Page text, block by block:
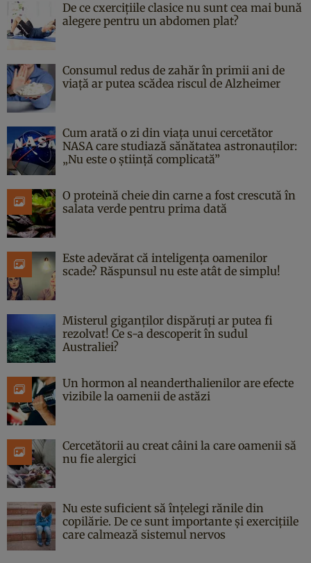
De ce cxercițiile clasice nu sunt cea mai bună
alegere pentru un abdomen plat?
Consumul redus de zahăr în primii ani de
viață ar putea scădea riscul de Alzheimer
Cum arată o zi din viața unui cercetător
NASA care studiază sănătatea astronauților:
„Nu este o știință complicată”
O proteină cheie din carne a fost crescută în
salata verde pentru prima dată
Este adevărat că inteligența oamenilor
scade? Răspunsul nu este atât de simplu!
Misterul giganților dispăruți ar putea fi
rezolvat! Ce s-a descoperit în sudul
Australiei?
Un hormon al neanderthalienilor are efecte
vizibile la oamenii de astăzi
Cercetătorii au creat câini la care oamenii să
nu fie alergici
Nu este suficient să înțelegi rănile din
copilărie. De ce sunt importante și exercițiile
care calmează sistemul nervos